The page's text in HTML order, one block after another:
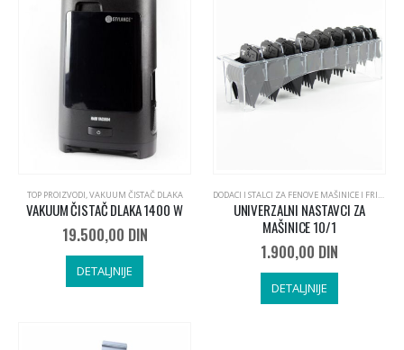
TOP PROIZVODI,VAKUUM ČISTAČ DLAKA
VAKUUM ČISTAČ DLAKA 1400 W
19.500,00 DIN
DETALJNIJE
DODACI I STALCI ZA FENOVE MAŠINICE I FRIZERSKI PRIBOR
UNIVERZALNI NASTAVCI ZA
MAŠINICE 10/1
1.900,00 DIN
DETALJNIJE